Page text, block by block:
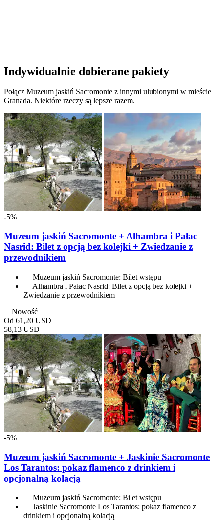
Indywidualnie dobierane pakiety
Połącz Muzeum jaskiń Sacromonte z innymi ulubionymi w mieście
Granada. Niektóre rzeczy są lepsze razem.
-5%
Muzeum jaskiń Sacromonte + Alhambra i Pałac
Nasrid: Bilet z opcją bez kolejki + Zwiedzanie z
przewodnikiem
Muzeum jaskiń Sacromonte: Bilet wstępu
Alhambra i Pałac Nasrid: Bilet z opcją bez kolejki +
Zwiedzanie z przewodnikiem
Nowość
Od 61,20 USD
58,13 USD
-5%
Muzeum jaskiń Sacromonte + Jaskinie Sacromonte
Los Tarantos: pokaz flamenco z drinkiem i
opcjonalną kolacją
Muzeum jaskiń Sacromonte: Bilet wstępu
Jaskinie Sacromonte Los Tarantos: pokaz flamenco z
drinkiem i opcjonalną kolacją